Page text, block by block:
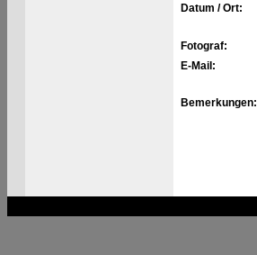
Datum / Ort:
Fotograf:
E-Mail:
Bemerkungen: